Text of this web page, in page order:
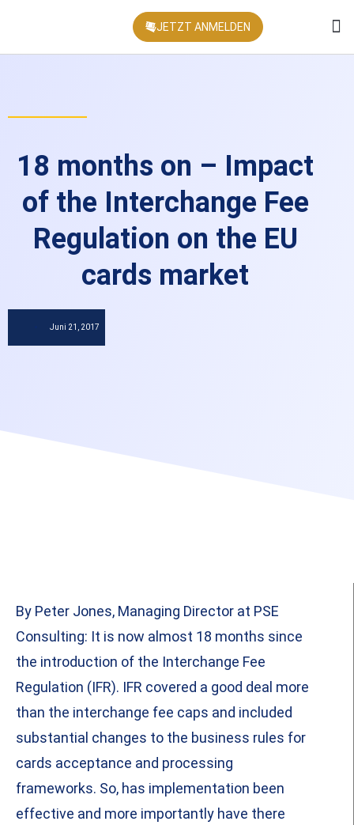
JETZT ANMELDEN
18 months on – Impact
of the Interchange Fee
Regulation on the EU
cards market
Juni 21, 2017
By Peter Jones, Managing Director at PSE
Consulting: It is now almost 18 months since
the introduction of the Interchange Fee
Regulation (IFR). IFR covered a good deal more
than the interchange fee caps and included
substantial changes to the business rules for
cards acceptance and processing
frameworks. So, has implementation been
effective and more importantly have there